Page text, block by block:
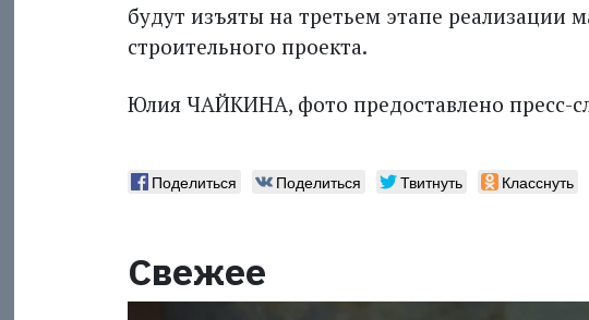
будут изъяты на третьем этапе реализации
строительного проекта.
Юлия ЧАЙКИНА, фото предоставлено пресс-
Поделиться Поделиться Твитнуть Класснуть
Свежее